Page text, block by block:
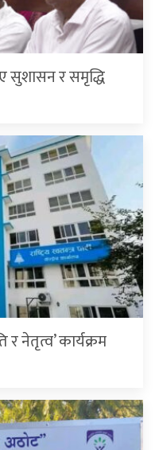
सुशासन र समृद्धि
र नेतृत्व’ कार्यक्रम